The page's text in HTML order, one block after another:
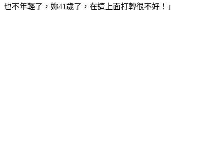
蓁41歲，一般講年輕人、青年門檻是40歲…其實李眉蓁妳自己